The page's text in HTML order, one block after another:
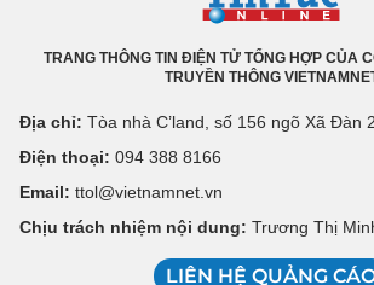
TRANG THÔNG TIN ĐIỆN TỬ TỔNG HỢP CỦA
TRUYỀN THÔNG
Địa chỉ: Tòa nhà C’land, số 156 ngõ Xã Đàn
Điện thoại: 094 388 8166
Email: ttol@vietnamnet.vn
Chịu trách nhiệm nội dung: Trương Thị
LIÊN HỆ QUẢNG